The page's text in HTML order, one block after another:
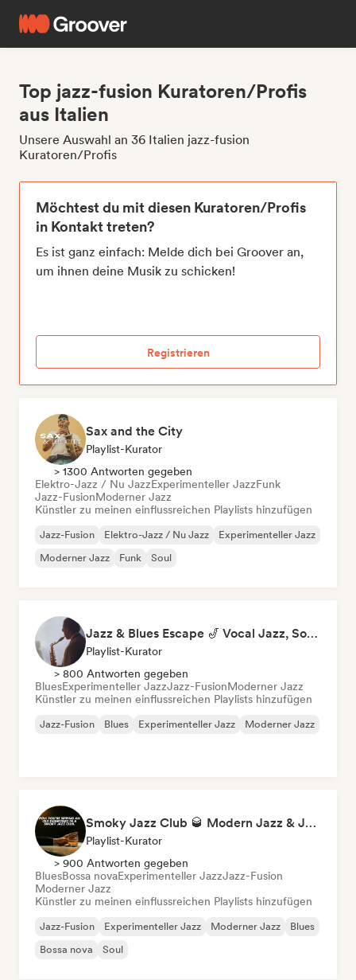
Top jazz-fusion Kuratoren/Profis
aus Italien
Unsere Auswahl an 36 Italien jazz-fusion
Kuratoren/Profis
Möchtest du mit diesen Kuratoren/Profis
in Kontakt treten?
Es ist ganz einfach: Melde dich bei Groover an,
um ihnen deine Musik zu schicken!
Registrieren
Sax and the City
Playlist-Kurator
> 1300 Antworten gegeben
Elektro-Jazz / Nu JazzExperimenteller JazzFunk
Jazz-FusionModerner Jazz
Künstler zu meinen einflussreichen Playlists hinzufügen
Jazz-Fusion Elektro-Jazz / Nu Jazz
Experimenteller Jazz
Moderner Jazz
Funk Soul
Jazz & Blues Escape 🎷 Vocal Jazz, Soul Blues & Classic Standards
Playlist-Kurator
> 800 Antworten gegeben
BluesExperimenteller JazzJazz-FusionModerner Jazz
Künstler zu meinen einflussreichen Playlists hinzufügen
Jazz-Fusion Blues Experimenteller Jazz Moderner Jazz
Smoky Jazz Club 🥃 Modern Jazz & Jazz Fusion to Sip an Old Fashioned to
Playlist-Kurator
> 900 Antworten gegeben
BluesBossa novaExperimenteller JazzJazz-Fusion
Moderner Jazz
Künstler zu meinen einflussreichen Playlists hinzufügen
Jazz-Fusion Experimenteller Jazz Moderner Jazz
Blues
Bossa nova
Soul